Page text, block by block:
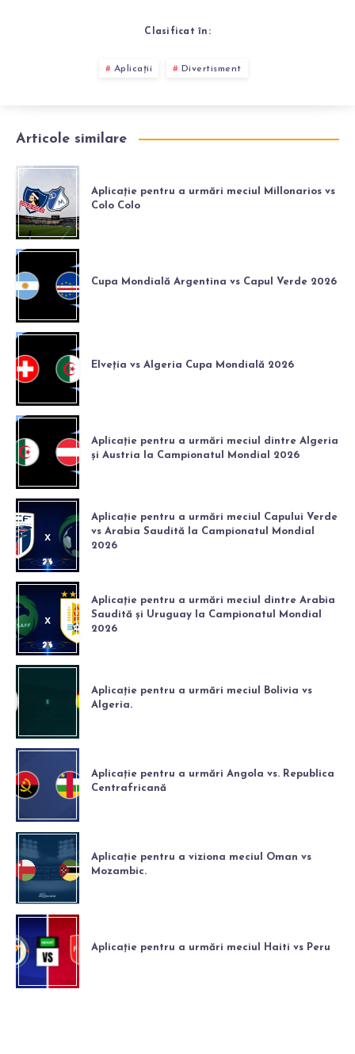
Clasificat în:
Aplicații Divertisment
Articole similare
Aplicație pentru a urmări meciul Millonarios vs
Colo Colo
Cupa Mondială Argentina vs Capul Verde 2026
Elveția vs Algeria Cupa Mondială 2026
Aplicație pentru a urmări meciul dintre Algeria
și Austria la Campionatul Mondial 2026
Aplicație pentru a urmări meciul Capului Verde
vs Arabia Saudită la Campionatul Mondial
2026
Aplicație pentru a urmări meciul dintre Arabia
Saudită și Uruguay la Campionatul Mondial
2026
Aplicație pentru a urmări meciul Bolivia vs
Algeria.
Aplicație pentru a urmări Angola vs. Republica
Centrafricană
Aplicație pentru a viziona meciul Oman vs
Mozambic.
Aplicație pentru a urmări meciul Haiti vs Peru